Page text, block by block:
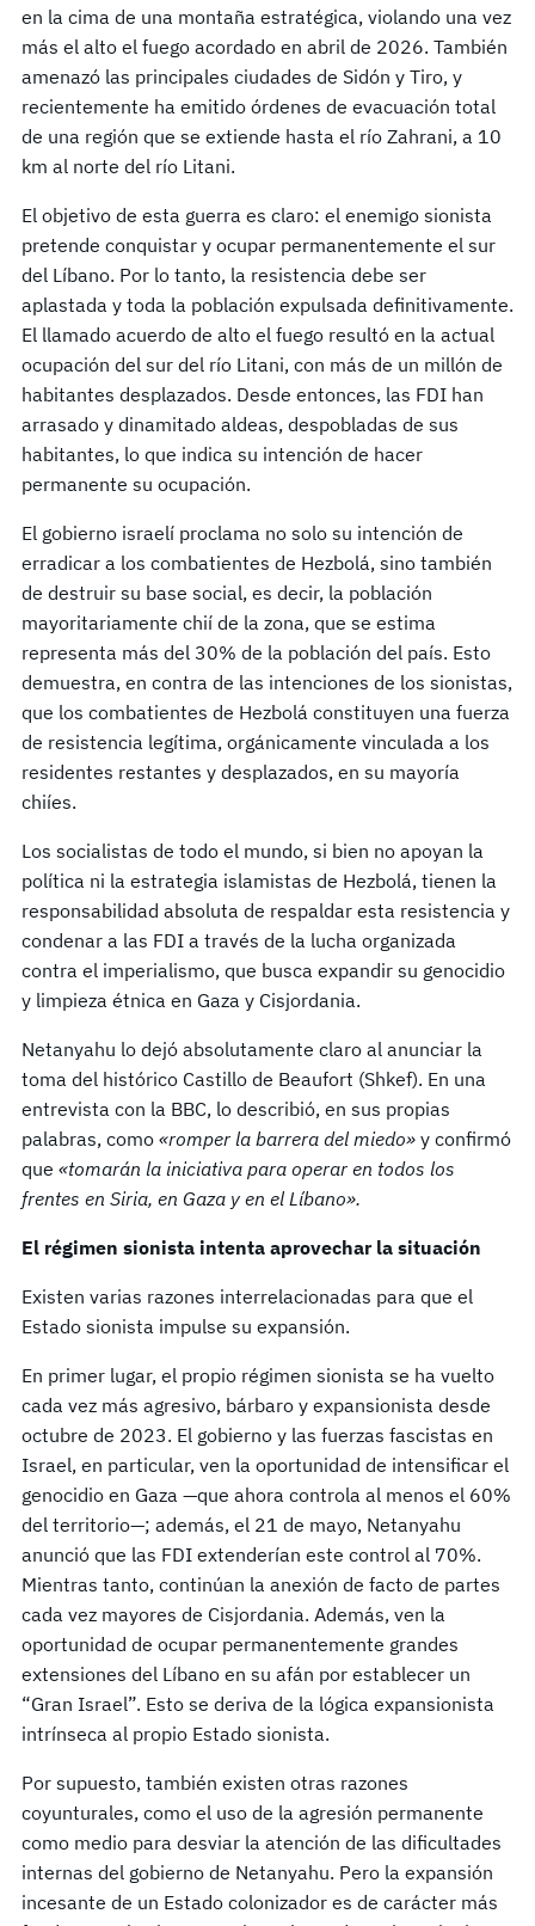
en la cima de una montaña estratégica, violando una vez
más el alto el fuego acordado en abril de 2026. También
amenazó las principales ciudades de Sidón y Tiro, y
recientemente ha emitido órdenes de evacuación total
de una región que se extiende hasta el río Zahrani, a 10
km al norte del río Litani.
El objetivo de esta guerra es claro: el enemigo sionista
pretende conquistar y ocupar permanentemente el sur
del Líbano. Por lo tanto, la resistencia debe ser
aplastada y toda la población expulsada definitivamente.
El llamado acuerdo de alto el fuego resultó en la actual
ocupación del sur del río Litani, con más de un millón de
habitantes desplazados. Desde entonces, las FDI han
arrasado y dinamitado aldeas, despobladas de sus
habitantes, lo que indica su intención de hacer
permanente su ocupación.
El gobierno israelí proclama no solo su intención de
erradicar a los combatientes de Hezbolá, sino también
de destruir su base social, es decir, la población
mayoritariamente chií de la zona, que se estima
representa más del 30% de la población del país. Esto
demuestra, en contra de las intenciones de los sionistas,
que los combatientes de Hezbolá constituyen una fuerza
de resistencia legítima, orgánicamente vinculada a los
residentes restantes y desplazados, en su mayoría
chiíes.
Los socialistas de todo el mundo, si bien no apoyan la
política ni la estrategia islamistas de Hezbolá, tienen la
responsabilidad absoluta de respaldar esta resistencia y
condenar a las FDI a través de la lucha organizada
contra el imperialismo, que busca expandir su genocidio
y limpieza étnica en Gaza y Cisjordania.
Netanyahu lo dejó absolutamente claro al anunciar la
toma del histórico Castillo de Beaufort (Shkef). En una
entrevista con la BBC, lo describió, en sus propias
palabras, como «romper la barrera del miedo» y confirmó
que «tomarán la iniciativa para operar en todos los
frentes en Siria, en Gaza y en el Líbano».
El régimen sionista intenta aprovechar la situación
Existen varias razones interrelacionadas para que el
Estado sionista impulse su expansión.
En primer lugar, el propio régimen sionista se ha vuelto
cada vez más agresivo, bárbaro y expansionista desde
octubre de 2023. El gobierno y las fuerzas fascistas en
Israel, en particular, ven la oportunidad de intensificar el
genocidio en Gaza —que ahora controla al menos el 60%
del territorio—; además, el 21 de mayo, Netanyahu
anunció que las FDI extenderían este control al 70%.
Mientras tanto, continúan la anexión de facto de partes
cada vez mayores de Cisjordania. Además, ven la
oportunidad de ocupar permanentemente grandes
extensiones del Líbano en su afán por establecer un
“Gran Israel”. Esto se deriva de la lógica expansionista
intrínseca al propio Estado sionista.
Por supuesto, también existen otras razones
coyunturales, como el uso de la agresión permanente
como medio para desviar la atención de las dificultades
internas del gobierno de Netanyahu. Pero la expansión
incesante de un Estado colonizador es de carácter más